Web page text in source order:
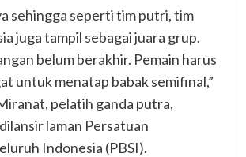
sehingga seperti tim putri, tim
juga tampil sebagai juara grup.
belum berakhir. Pemain harus
untuk menatap babak semifinal,”
pelatih ganda putra,
laman Persatuan
Indonesia (PBSI).